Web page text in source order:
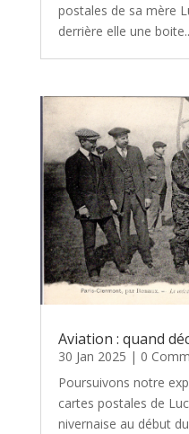
postales de sa mère
derrière elle une
Aviation : quand
30 Jan 2025 | 0
Poursuivons notre
cartes postales de
nivernaise au début